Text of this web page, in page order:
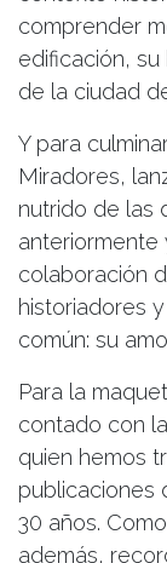
comprender
edificación, su
de la ciudad
Y para
Miradores,
nutrido de las
anteriormente
colaboración
historiadores
común: su
Para la
contado con
quien hemos
publicaciones
30 años.
además,